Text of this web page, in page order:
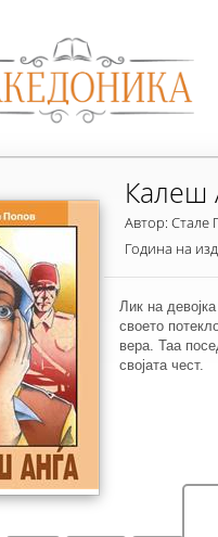
Калеш
Автор: Стале
Година на
Лик на
своето
вера. Таа
својата чест.